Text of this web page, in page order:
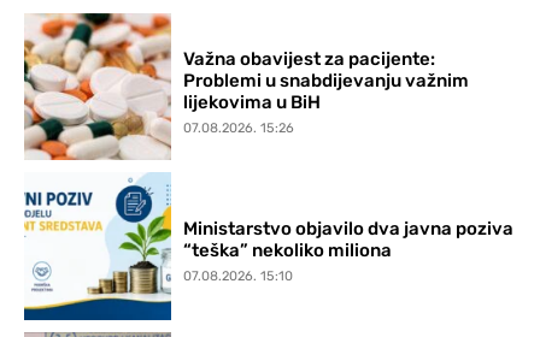
Važna obavijest za pacijente:
Problemi u snabdijevanju važnim
lijekovima u BiH
07.08.2026. 15:26
Ministarstvo objavilo dva javna poziva
“teška” nekoliko miliona
07.08.2026. 15:10